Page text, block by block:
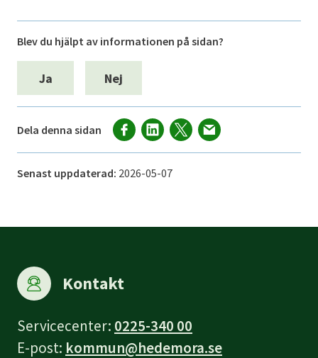
Blev du hjälpt av informationen på sidan?
Ja Nej
Dela denna sidan
Senast uppdaterad: 2026-05-07
Kontakt
Servicecenter: 0225-340 00
E-post: kommun@hedemora.se